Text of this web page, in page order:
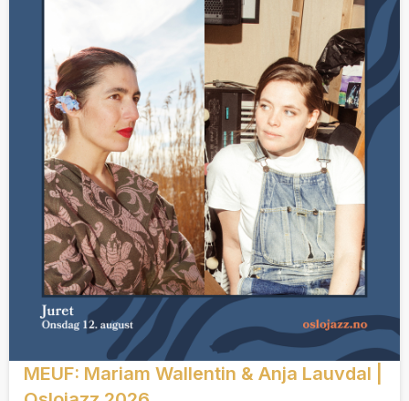
MEUF: Mariam Wallentin & Anja Lauvdal |